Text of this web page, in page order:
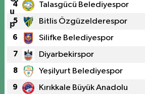
4 Talasgücü Belediyespor
5 Bitlis Özgüzelderespor
6 Silifke Belediyespor
7 Diyarbekirspor
8 Yeşilyurt Belediyespor
9 Kırıkkale Büyük Anadolu